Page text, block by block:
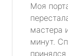
Моя
мастера
минут.